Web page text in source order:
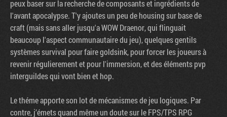
peux baser sur la recherche de composants et ingrédients de
l'avant apocalypse. T'y ajoutes un peu de housing sur base de
craft (mais sans aller jusqu'a WOW Draenor, qui flinguait
beaucoup l'aspect communautaire du jeu), quelques gentils
systèmes survival pour faire goldsink, pour forcer les joueurs à
revenir régulierement et pour l'immersion, et des éléments pvp
interguildes qui vont bien et hop.
Le théme apporte son lot de mécanismes de jeu logiques. Par
contre, j’émets quand même un doute sur le FPS/TPS RPG